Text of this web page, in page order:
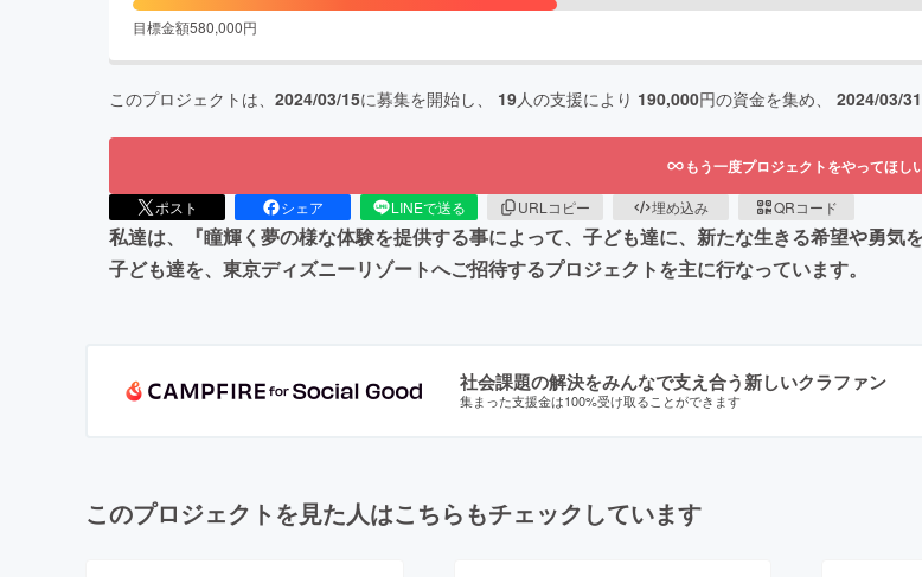
目標金額580,000円
このプロジェクトは、 2024/03/15に募集を開始し、 19人の支援により 190,000円の資金を集め、 2024/03/31
もう一度プロジェクトをやってほし
ポスト シェア LINEで送る URLコピー 埋め込み QRコード
私達は、『瞳輝く夢の様な体験を提供する事によって、子ども達に、新たな生きる希望や勇
子ども達を、東京ディズニーリゾートへご招待するプロジェクトを主に行なっています。
社会課題の解決をみんなで支え合う新しいクラファン
集まった支援金は100%受け取ることができます
このプロジェクトを見た人はこちらもチェックしています